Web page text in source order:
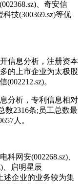
、奇安信
科技(300369.sz)等优
信息分析，注册资本
的上市企业为太极股
。
分析，专利信息相对
数2316条;员工总数最
人。
网安(002268.sz)、
、启明星辰
述企业的业务较为集